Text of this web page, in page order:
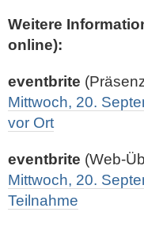
Weitere
online):
eventbrite
Mittwoch, 20.
vor Ort
eventbrite (Web-
Mittwoch, 20.
Teilnahme